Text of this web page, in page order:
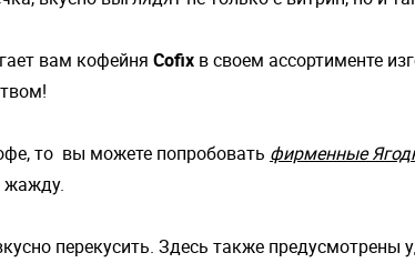
вам кофейня Cofix в своем ассортименте
то вы можете попробовать фирменные
жажду.
перекусить. Здесь также предусмотрены